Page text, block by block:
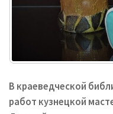
В краеведческой
работ кузнецкой